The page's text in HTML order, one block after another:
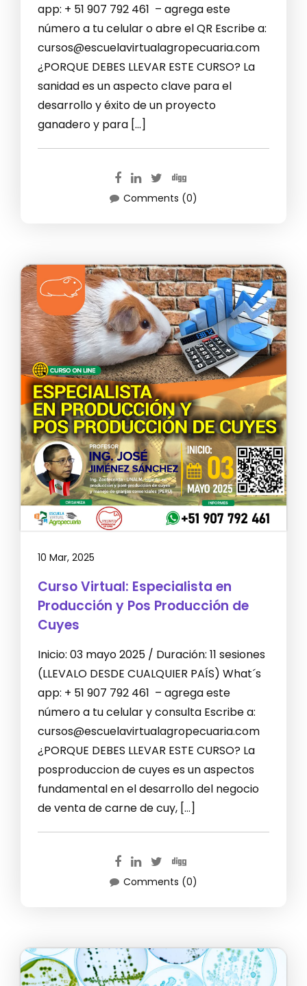
app: + 51 907 792 461 – agrega este
número a tu celular o abre el QR Escribe a:
cursos@escuelavirtualagropecuaria.com
¿PORQUE DEBES LLEVAR ESTE CURSO? La
sanidad es un aspecto clave para el
desarrollo y éxito de un proyecto
ganadero y para […]
Comments (0)
10 Mar, 2025
Curso Virtual: Especialista en
Producción y Pos Producción de
Cuyes
Inicio: 03 mayo 2025 / Duración: 11 sesiones
(LLEVALO DESDE CUALQUIER PAÍS) What´s
app: + 51 907 792 461 – agrega este
número a tu celular y consulta Escribe a:
cursos@escuelavirtualagropecuaria.com
¿PORQUE DEBES LLEVAR ESTE CURSO? La
posproduccion de cuyes es un aspectos
fundamental en el desarrollo del negocio
de venta de carne de cuy, […]
Comments (0)